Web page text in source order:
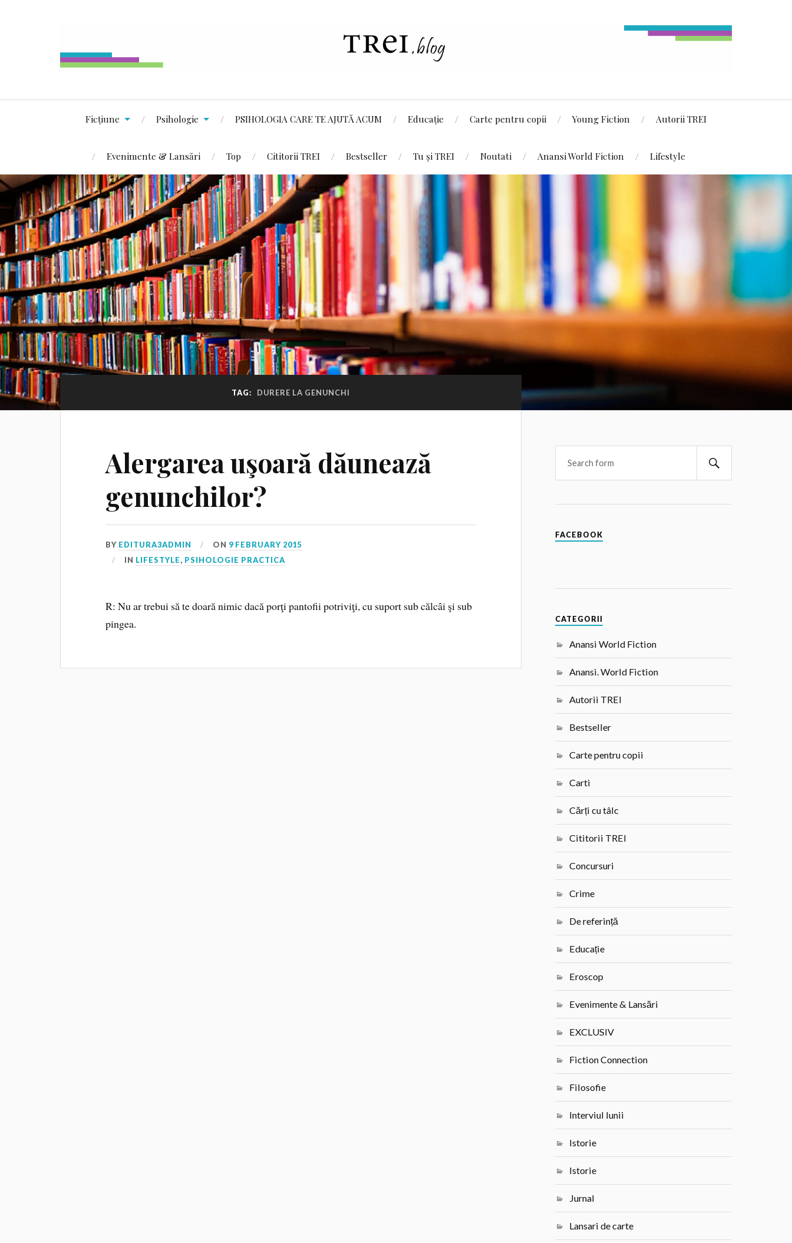
Ficțiune Psihologie PSIHOLOGIA CARE TE AJUTĂ ACUM Educație Carte pentru copii Young Fiction Autorii TREI
Evenimente & Lansări Top Cititorii TREI Bestseller Tu și TREI Noutati Anansi World Fiction Lifestyle
TAG: DURERE LA GENUNCHI
Alergarea uşoară dăunează
genunchilor?
BY EDITURA3ADMIN ON 9 FEBRUARY 2015
IN LIFESTYLE, PSIHOLOGIE PRACTICA
R: Nu ar trebui să te doară nimic dacă porţi pantofii potriviţi, cu suport sub călcâi şi sub
pingea.
FACEBOOK
CATEGORII
Anansi World Fiction
Anansi. World Fiction
Autorii TREI
Bestseller
Carte pentru copii
Carti
Cărți cu tâlc
Cititorii TREI
Concursuri
Crime
De referință
Educație
Eroscop
Evenimente & Lansări
EXCLUSIV
Fiction Connection
Filosofie
Interviul lunii
Istorie
Istorie
Jurnal
Lansari de carte